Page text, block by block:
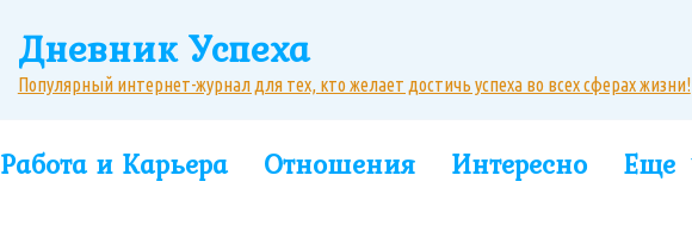
Дневник Успеха
Популярный интернет-журнал для тех, кто желает достичь успеха во всех сферах жизни!
Работа и Карьера Отношения Интересно Еще